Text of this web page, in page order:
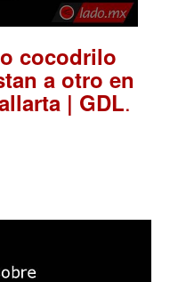
cocodrilo
a otro en
| GDL.